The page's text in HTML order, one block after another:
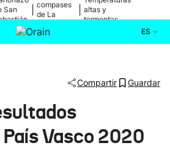
San
compases
de La
altas y
tormentas
ES
Cultura
Compartir Guardar
Vasco 2020